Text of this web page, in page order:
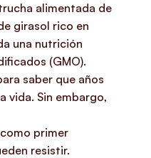
alimentada de
girasol rico en
una nutrición
(GMO).
saber que años
vida. Sin embargo,
primer
resistir.